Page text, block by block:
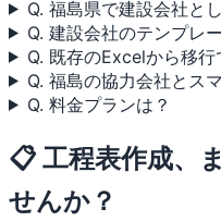
Q. 福島県で建設会社と
Q. 建設会社のテンプレ
Q. 既存のExcelから移行
Q. 福島の協力会社とス
Q. 料金プランは？
📋 工程表作成、
せんか？